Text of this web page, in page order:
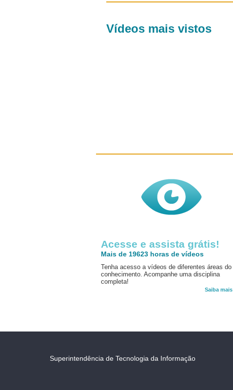
Vídeos mais vistos
Acesse e assista grátis!
Mais de 19623 horas de vídeos
Tenha acesso a vídeos de diferentes áreas do
conhecimento. Acompanhe uma disciplina
completa!
Saiba mais
Superintendência de Tecnologia da Informação